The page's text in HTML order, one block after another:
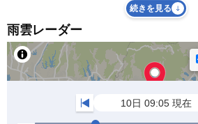
続きを見る
雨雲レーダー